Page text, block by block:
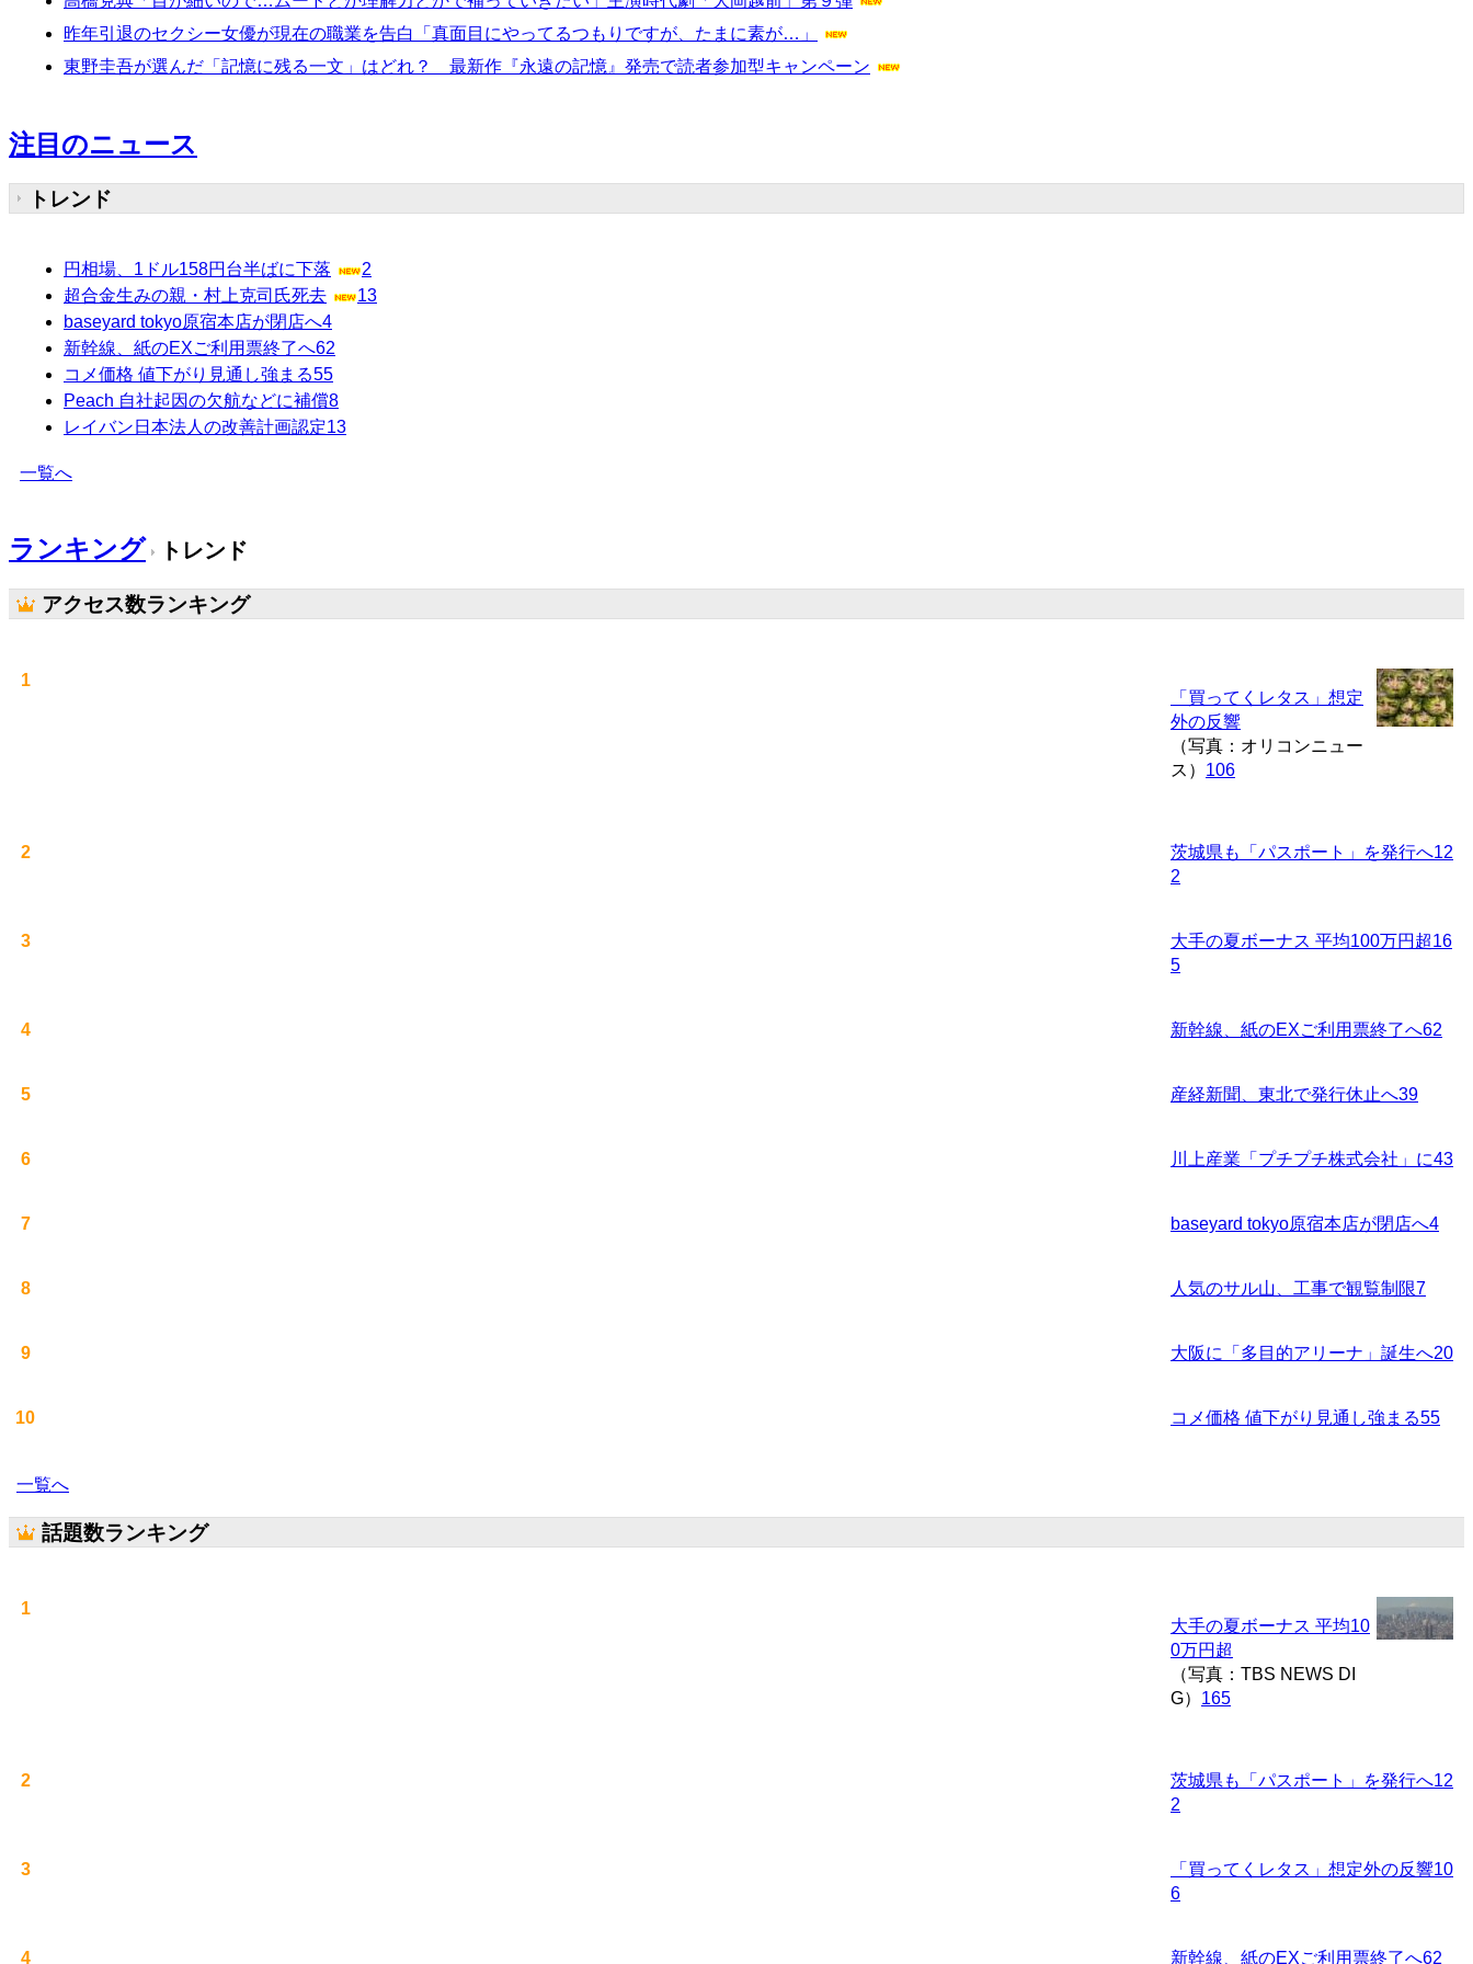
昨年引退のセクシー女優が現在の職業を告白「真面目にやってるつもりですが、たまに素が…」
東野圭吾が選んだ「記憶に残る一文」はどれ？ 最新作『永遠の記憶』発売で読者参加型キャンペーン
注目のニュース
トレンド
円相場、1ドル158円台半ばに下落
2
超合金生みの親・村上克司氏死去
13
baseyard tokyo原宿本店が閉店へ4
新幹線、紙のEXご利用票終了へ62
コメ価格 値下がり見通し強まる55
Peach 自社起因の欠航などに補償8
レイバン日本法人の改善計画認定13
一覧へ
ランキング トレンド
アクセス数ランキング
1
「買ってくレタス」想定
外の反響
（写真：オリコンニュー
ス） 106
2 茨城県も「パスポート」を発行へ12
2
3 大手の夏ボーナス 平均100万円超16
5
4 新幹線、紙のEXご利用票終了へ62
5 産経新聞、東北で発行休止へ39
6 川上産業「プチプチ株式会社」に43
7 baseyard tokyo原宿本店が閉店へ4
8 人気のサル山、工事で観覧制限7
9 大阪に「多目的アリーナ」誕生へ20
10 コメ価格 値下がり見通し強まる55
一覧へ
話題数ランキング
1
大手の夏ボーナス 平均10
0万円超
（写真：TBS NEWS DI
G） 165
2 茨城県も「パスポート」を発行へ12
2
3 「買ってくレタス」想定外の反響10
6
4 新幹線、紙のEXご利用票終了へ62